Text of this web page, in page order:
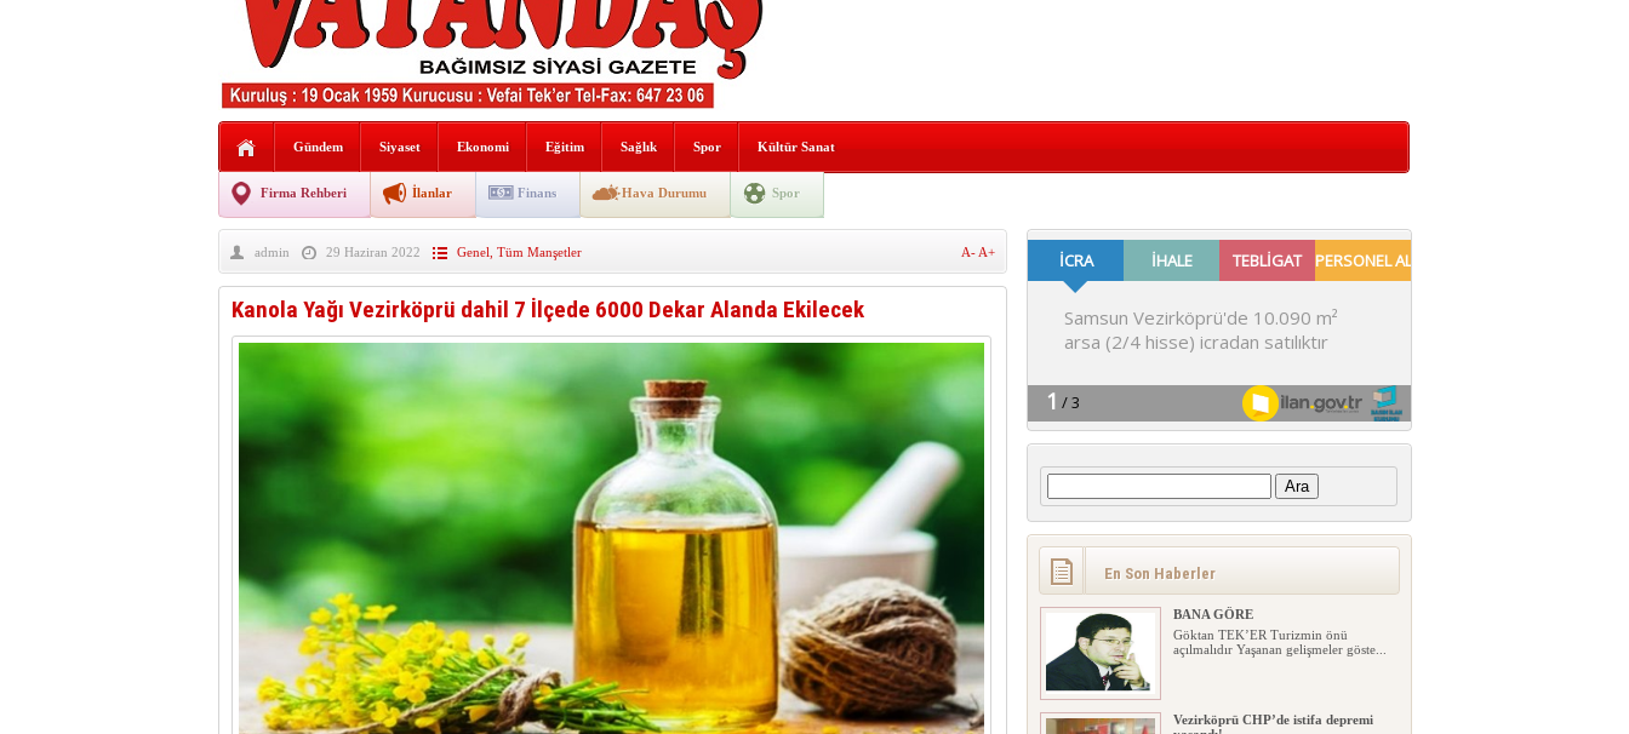
Kaybettiklerimiz
NÖBETÇİ ECZANELER
Okullarda yeni dönem: Yönetmelik kapsamlı şekilde
değişti
taşınıyor
Hafif ticari araç takla attı! 2’si Çocuk 5 Yaralı
“Yaz Seninle Güzel” doğa yürüyüşü
Gündem Siyaset Ekonomi Eğitim Sağlık Spor Kültür Sanat
Firma Rehberi İlanlar Finans Hava Durumu Spor
admin 29 Haziran 2022 Genel Tüm Manşetler A- A+
Kanola Yağı Vezirköprü dahil 7 İlçede 6000 Dekar Alanda Ekilecek
Arama:
En Son Haberler
BANA GÖRE
Göktan TEK’ER Turizmin önü
açılmalıdır Yaşanan gelişmeler göste...
Vezirköprü CHP’de istifa depremi